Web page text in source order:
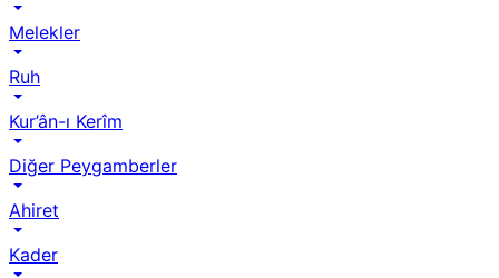
Melekler
Ruh
Kur’ân-ı Kerîm
Diğer Peygamberler
Ahiret
Kader